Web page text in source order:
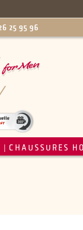
CHAUSSURES